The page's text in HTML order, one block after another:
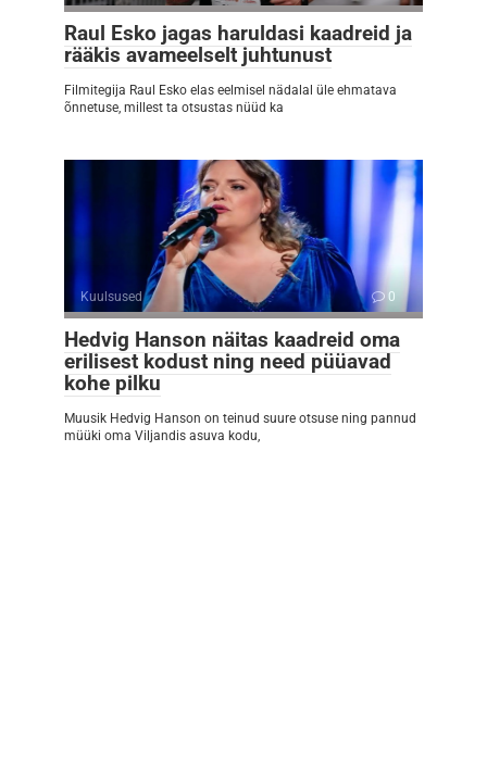
Raul Esko jagas haruldasi kaadreid ja
rääkis avameelselt juhtunust
Filmitegija Raul Esko elas eelmisel nädalal üle ehmatava
õnnetuse, millest ta otsustas nüüd ka
Kuulsused 0
Hedvig Hanson näitas kaadreid oma
erilisest kodust ning need püüavad
kohe pilku
Muusik Hedvig Hanson on teinud suure otsuse ning pannud
müüki oma Viljandis asuva kodu,